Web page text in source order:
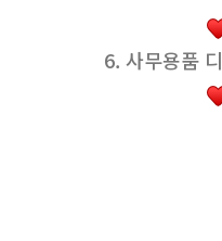
6. 사무용품